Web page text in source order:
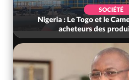
SOCIÉTÉ
Nigeria : Le Togo et le
acheteurs des